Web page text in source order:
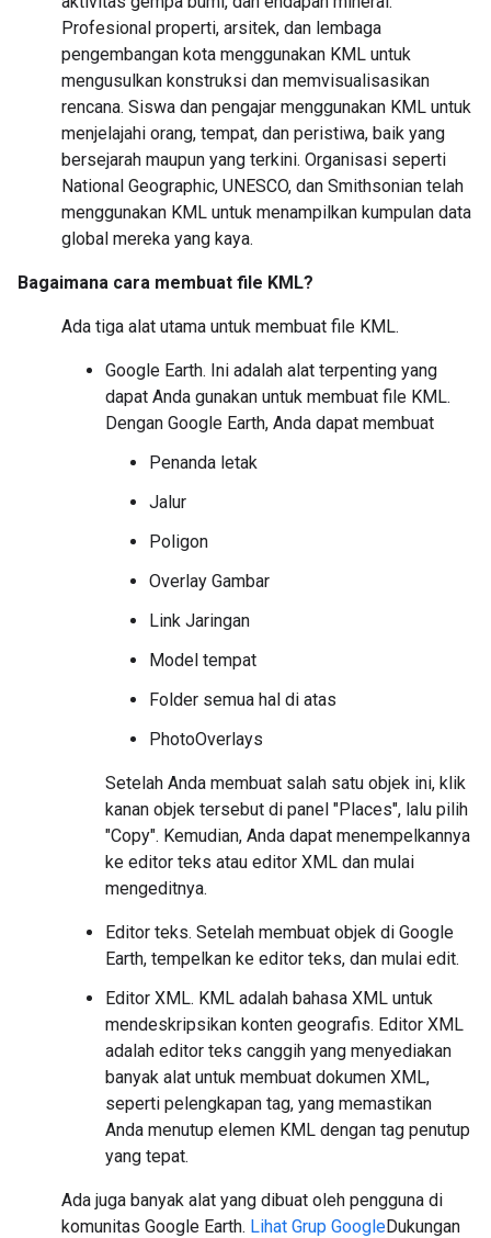
Profesional properti, arsitek, dan lembaga
pengembangan kota menggunakan KML untuk
mengusulkan konstruksi dan memvisualisasikan
rencana. Siswa dan pengajar menggunakan KML untuk
menjelajahi orang, tempat, dan peristiwa, baik yang
bersejarah maupun yang terkini. Organisasi seperti
National Geographic, UNESCO, dan Smithsonian telah
menggunakan KML untuk menampilkan kumpulan data
global mereka yang kaya.
Bagaimana cara membuat file KML?
Ada tiga alat utama untuk membuat file KML.
Google Earth. Ini adalah alat terpenting yang
dapat Anda gunakan untuk membuat file KML.
Dengan Google Earth, Anda dapat membuat
Penanda letak
Jalur
Poligon
Overlay Gambar
Link Jaringan
Model tempat
Folder semua hal di atas
PhotoOverlays
Setelah Anda membuat salah satu objek ini, klik
kanan objek tersebut di panel "Places", lalu pilih
"Copy". Kemudian, Anda dapat menempelkannya
ke editor teks atau editor XML dan mulai
mengeditnya.
Editor teks. Setelah membuat objek di Google
Earth, tempelkan ke editor teks, dan mulai edit.
Editor XML. KML adalah bahasa XML untuk
mendeskripsikan konten geografis. Editor XML
adalah editor teks canggih yang menyediakan
banyak alat untuk membuat dokumen XML,
seperti pelengkapan tag, yang memastikan
Anda menutup elemen KML dengan tag penutup
yang tepat.
Ada juga banyak alat yang dibuat oleh pengguna di
komunitas Google Earth. Lihat Grup GoogleDukungan